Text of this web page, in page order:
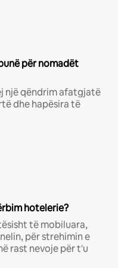
për nomadët
një qëndrim afatgjatë
dhe hapësira të
hotelerie?
të mobiluara,
për strehimin e
rast nevoje për t'u